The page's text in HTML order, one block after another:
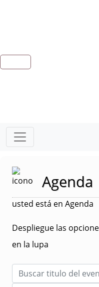
Agenda
usted está en Agenda
Despliegue las
en la lupa